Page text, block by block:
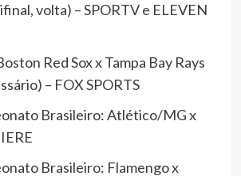
volta) – SPORTV e ELEVEN
Red Sox x Tampa Bay Rays
– FOX SPORTS
Brasileiro: Atlético/MG x
Brasileiro: Flamengo x